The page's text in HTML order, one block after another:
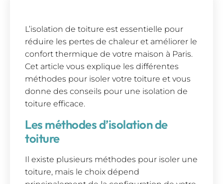
L’isolation de toiture est essentielle pour
réduire les pertes de chaleur et améliorer le
confort thermique de votre maison à Paris.
Cet article vous explique les différentes
méthodes pour isoler votre toiture et vous
donne des conseils pour une isolation de
toiture efficace.
Les méthodes d’isolation de
toiture
Il existe plusieurs méthodes pour isoler une
toiture, mais le choix dépend